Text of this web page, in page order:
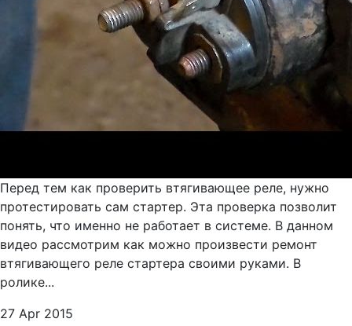
Перед тем как проверить втягивающее реле, нужно
протестировать сам стартер. Эта проверка позволит
понять, что именно не работает в системе. В данном
видео рассмотрим как можно произвести ремонт
втягивающего реле стартера своими руками. В
ролике...
27 Apr 2015